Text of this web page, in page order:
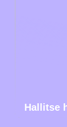
Hallitse